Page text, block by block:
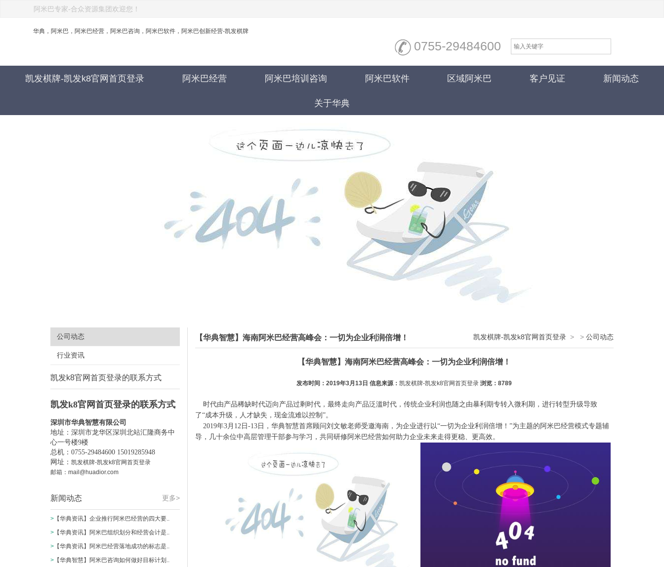
阿米巴专家-合众资源集团欢迎您！
华典，阿米巴，阿米巴经营，阿米巴咨询，阿米巴软件，阿米巴创新经营-凯发棋牌
0755-29484600
凯发棋牌-凯发k8官网首页登录 阿米巴经营 阿米巴培训咨询 阿米巴软件 区域阿米巴 客户见证 新闻动态
关于华典
公司动态
行业资讯
凯发k8官网首页登录的联系方式
凯发k8官网首页登录的联系方式
深圳市华典智慧有限公司
地址：深圳市龙华区深圳北站汇隆商务中
心一号楼9楼
总机：0755-29484600 15019285948
网址： 凯发棋牌-凯发k8官网首页登录
邮箱： mail@huadior.com
更多>
新闻动态
> 【华典资讯】企业推行阿米巴经营的四大要..
> 【华典资讯】阿米巴组织划分和经营会计是..
> 【华典资讯】阿米巴经营落地成功的标志是..
> 【华典智慧】阿米巴咨询如何做好目标计划..
【华典智慧】海南阿米巴经营高峰会：一切为企业利润倍增！ 凯发棋牌-凯发k8官网首页登录 > > 公司动态
【华典智慧】海南阿米巴经营高峰会：一切为企业利润倍增！
发布时间：2019年3月13日 信息来源：凯发棋牌-凯发k8官网首页登录 浏览：8789
时代由产品稀缺时代迈向产品过剩时代，最终走向产品泛滥时代，传统企业利润也随之由暴利期专转入微利期，进行转型升级导致
了“成本升级，人才缺失，现金流难以控制”。
2019年3月12日-13日 ，华典智慧首席顾问刘文敏老师受邀海南，为企业进行以“一切为企业利润倍增！”为主题的阿米巴经营模式专题辅
导，几十余位中高层管理干部参与学习，共同研修阿米巴经营如何助力企业未来走得更稳、更高效。